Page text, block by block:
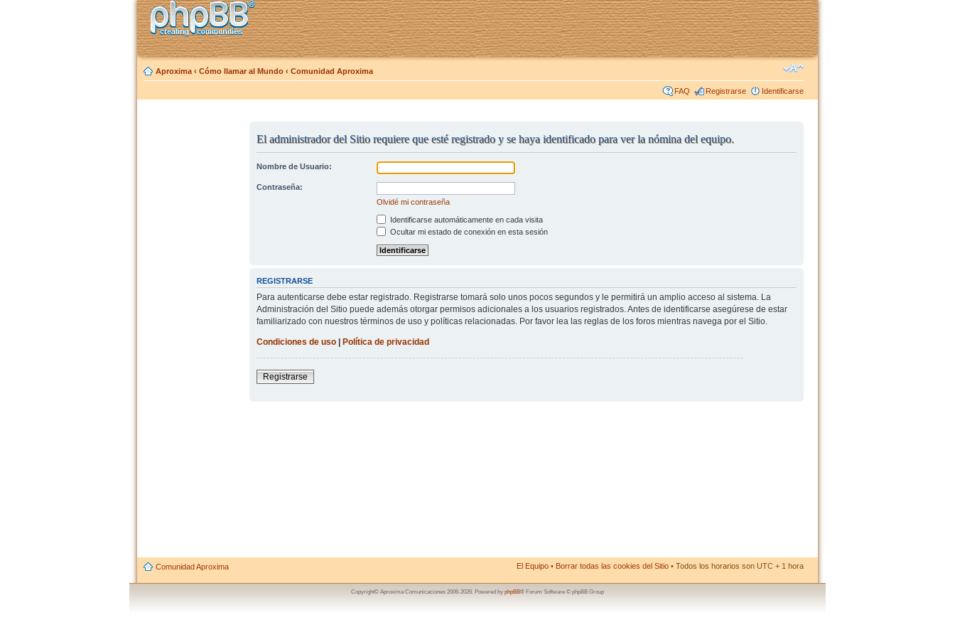
Aproxima ‹ Cómo llamar al Mundo ‹ Comunidad Aproxima
FAQ Registrarse Identificarse
El administrador del Sitio requiere que esté registrado y se haya identificado para ver la nómina del equipo.
Nombre de Usuario:
Contraseña:
Olvidé mi contraseña
Identificarse automáticamente en cada visita
Ocultar mi estado de conexión en esta sesión
REGISTRARSE
Para autenticarse debe estar registrado. Registrarse tomará solo unos pocos segundos y le permitirá un amplio acceso al sistema. La
Administración del Sitio puede además otorgar permisos adicionales a los usuarios registrados. Antes de identificarse asegúrese de estar
familiarizado con nuestros términos de uso y políticas relacionadas. Por favor lea las reglas de los foros mientras navega por el Sitio.
Condiciones de uso| Política de privacidad
Registrarse
Comunidad Aproxima El Equipo • Borrar todas las cookies del Sitio • Todos los horarios son UTC + 1 hora
Copyright© Aproxima Comunicaciones 2006-2026. Powered by phpBB® Forum Software © phpBB Group